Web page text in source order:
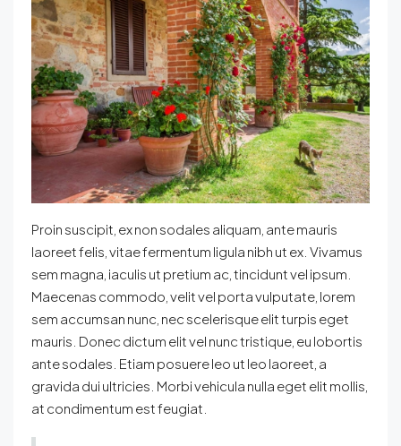
Proin suscipit, ex non sodales aliquam, ante mauris
laoreet felis, vitae fermentum ligula nibh ut ex. Vivamus
sem magna, iaculis ut pretium ac, tincidunt vel ipsum.
Maecenas commodo, velit vel porta vulputate, lorem
sem accumsan nunc, nec scelerisque elit turpis eget
mauris. Donec dictum elit vel nunc tristique, eu lobortis
ante sodales. Etiam posuere leo ut leo laoreet, a
gravida dui ultricies. Morbi vehicula nulla eget elit mollis,
at condimentum est feugiat.